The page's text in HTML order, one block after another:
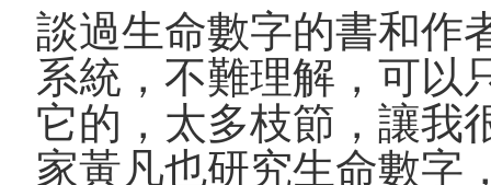
談過生命數字的書和作
系統，不難理解，可以
它的，太多枝節，讓我
家黃凡也研究生命數字